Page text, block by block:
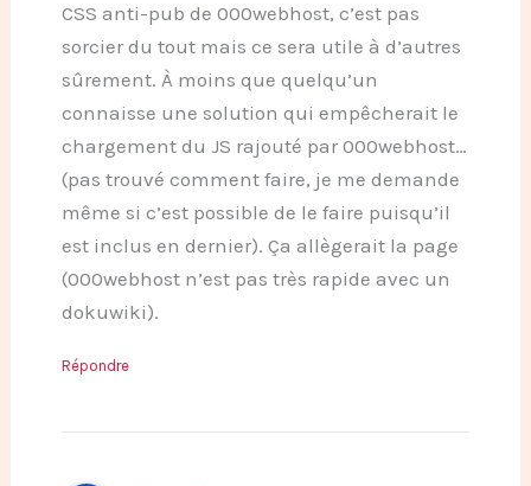
CSS anti-pub de 000webhost, c’est pas
sorcier du tout mais ce sera utile à d’autres
sûrement. À moins que quelqu’un
connaisse une solution qui empêcherait le
chargement du JS rajouté par 000webhost…
(pas trouvé comment faire, je me demande
même si c’est possible de le faire puisqu’il
est inclus en dernier). Ça allègerait la page
(000webhost n’est pas très rapide avec un
dokuwiki).
Répondre